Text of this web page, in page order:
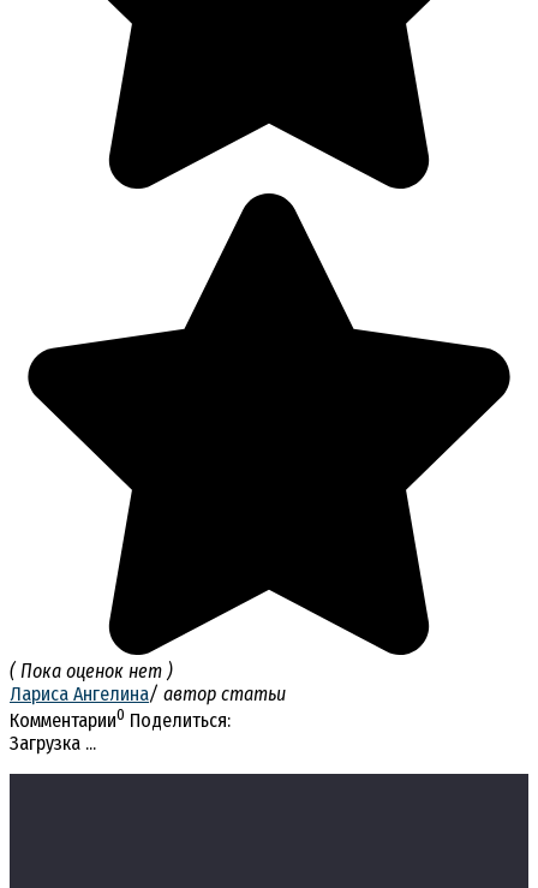
( Пока оценок нет )
Лариса Ангелина/ автор статьи
Комментарии0 Поделиться:
Загрузка ...